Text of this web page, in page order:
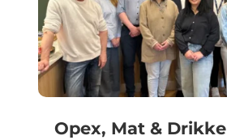
Opex, Mat & Drikke